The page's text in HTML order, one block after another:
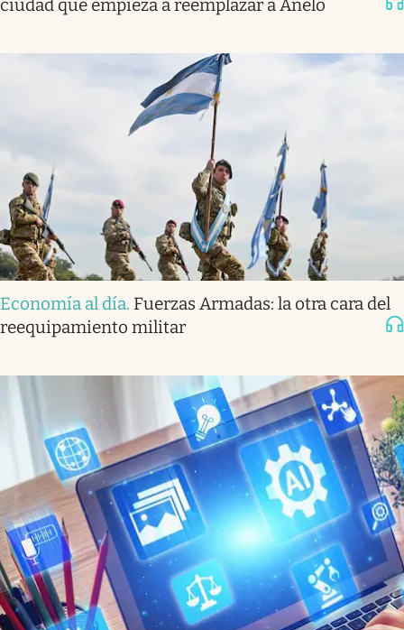
ciudad que empieza a reemplazar a Añelo
Economía al día. Fuerzas Armadas: la otra cara del
reequipamiento militar